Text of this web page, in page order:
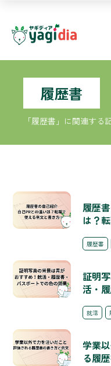
履歴書
「履歴書」に関連する
履歴
は？
履歴書
証明
活・
就活
学業
る履